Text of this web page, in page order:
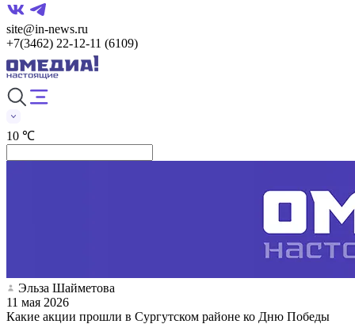
site@in-news.ru
+7(3462) 22-12-11 (6109)
10 ℃
Эльза Шайметова
11 мая 2026
Какие акции прошли в Сургутском районе ко Дню Победы